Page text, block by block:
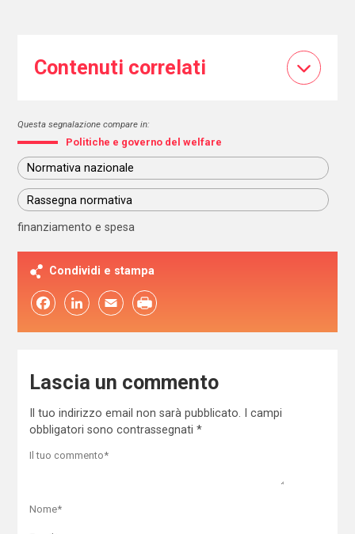
Contenuti correlati
Questa segnalazione compare in:
Politiche e governo del welfare
Normativa nazionale
Rassegna normativa
finanziamento e spesa
Condividi e stampa
FacebookLinkedIn Email
Lascia un commento
Il tuo indirizzo email non sarà pubblicato.
I campi
obbligatori sono contrassegnati *